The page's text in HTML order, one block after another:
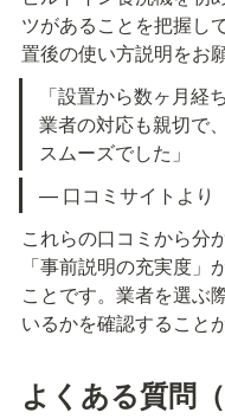
ツがあることを把握し
置後の使い方説明をお
「設置から数ヶ月経
業者の対応も親切で
スムーズでした」
— 口コミサイトより
これらの口コミから分
「事前説明の充実度」
ことです。業者を選ぶ
いるかを確認すること
よくある質問（